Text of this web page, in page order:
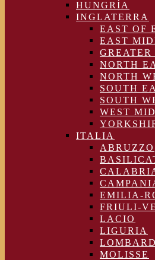
HUNGRÍA
INGLATERRA
EAST OF
EAST
NORTH
NORTH
SOUTH
SOUTH
WEST
ITALIA
ABRUZZO
EMILIA-
FRIULI-
LACIO
LIGURIA
MOLISSE